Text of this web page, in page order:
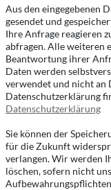
Aus den eingegebenen
gesendet und
Ihre Anfrage reagieren
abfragen. Alle weiteren
Beantwortung ihrer
Daten werden
verwendet und nicht an
Datenschutzerklärung
Datenschutzerklärung
Sie können der
für die Zukunft
verlangen. Wir werden
löschen, sofern nicht